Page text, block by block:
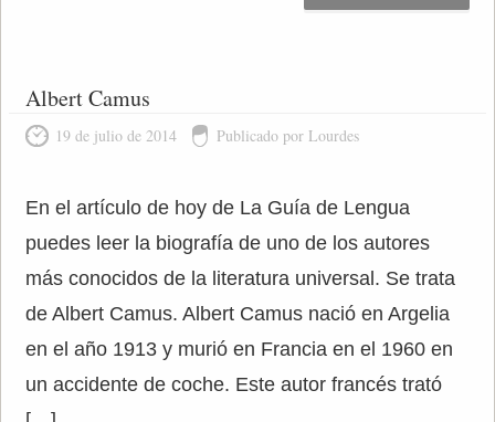
Albert Camus
19 de julio de 2014 Publicado por Lourdes
En el artículo de hoy de La Guía de Lengua
puedes leer la biografía de uno de los autores
más conocidos de la literatura universal. Se trata
de Albert Camus. Albert Camus nació en Argelia
en el año 1913 y murió en Francia en el 1960 en
un accidente de coche. Este autor francés trató